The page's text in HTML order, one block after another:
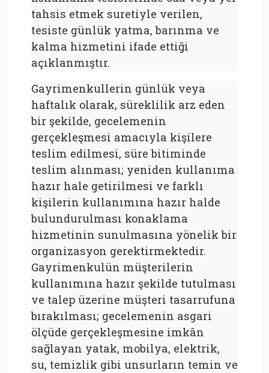
tahsis etmek suretiyle verilen,
tesiste günlük yatma, barınma ve
kalma hizmetini ifade ettiği
açıklanmıştır.
Gayrimenkullerin günlük veya
haftalık olarak, süreklilik arz eden
bir şekilde, gecelemenin
gerçekleşmesi amacıyla kişilere
teslim edilmesi, süre bitiminde
teslim alınması; yeniden kullanıma
hazır hale getirilmesi ve farklı
kişilerin kullanımına hazır halde
bulundurulması konaklama
hizmetinin sunulmasına yönelik bir
organizasyon gerektirmektedir.
Gayrimenkulün müşterilerin
kullanımına hazır şekilde tutulması
ve talep üzerine müşteri tasarrufuna
bırakılması; gecelemenin asgari
ölçüde gerçekleşmesine imkân
sağlayan yatak, mobilya, elektrik,
su, temizlik gibi unsurların temin ve